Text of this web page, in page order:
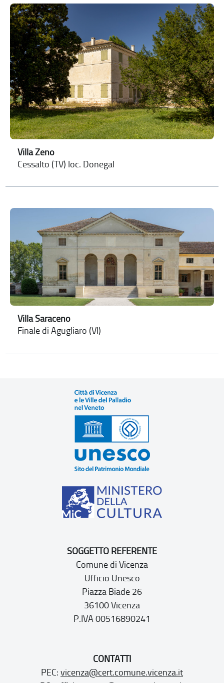
Villa Zeno
Cessalto (TV) loc. Donegal
Villa Saraceno
Finale di Agugliaro (VI)
SOGGETTO REFERENTE
Comune di Vicenza
Ufficio Unesco
Piazza Biade 26
36100 Vicenza
P.IVA 00516890241
CONTATTI
PEC: vicenza@cert.comune.vicenza.it